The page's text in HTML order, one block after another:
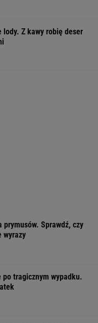
Z kawy robię deser
Sprawdź, czy
wyrazy
po tragicznym wypadku.